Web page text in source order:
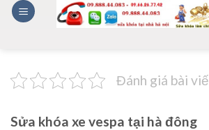
Skip
Đánh giá bài
Sửa khóa xe vespa tại hà đông